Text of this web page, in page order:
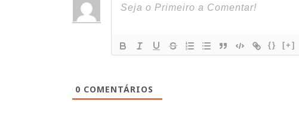
{} [+]
0 COMENTÁRIOS